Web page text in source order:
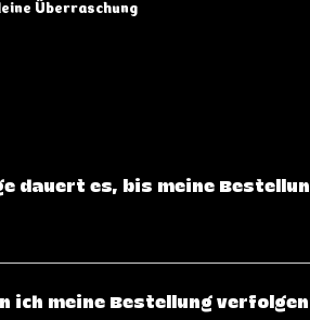
Überraschung
dauert es, bis meine
um eine genaue Übersicht über
ich meine Bestellung